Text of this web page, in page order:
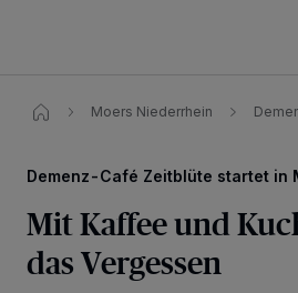
Moers Niederrhein
Demenz-Café Zeitblüte startet in
Mit Kaffee und
das Vergessen